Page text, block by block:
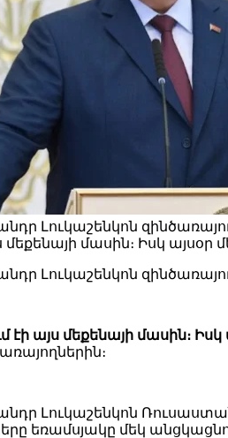
Լուկաշենկոն
մասին։ Իսկ այսօր
Լուկաշենկոն
այս մեքենայի մասին։
Լուկաշենկոն
եռամսյակը մեկ